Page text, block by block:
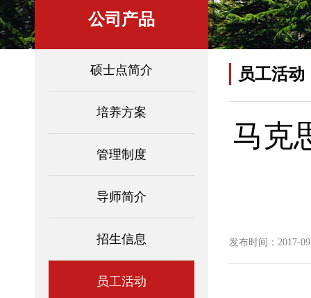
公司产品
硕士点简介
培养方案
管理制度
导师简介
招生信息
员工活动
员工活动
马克
发布时间：2017-